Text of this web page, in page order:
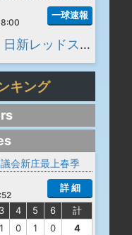
一球速報
日新レッドスターズ
キング
会新庄最上春季
詳 細
3 4 5 6
計
1 0 1 0
4